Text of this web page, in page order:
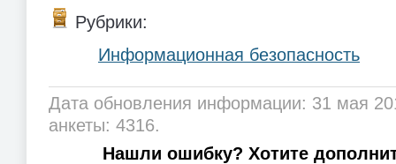
Рубрики:
Информационная безопасность
Дата обновления информации: 31 мая
анкеты: 4316.
Нашли ошибку? Хотите